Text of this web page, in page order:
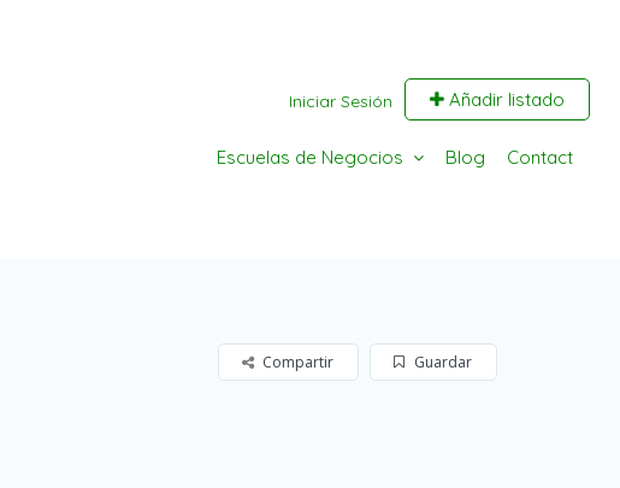
Iniciar Sesión Añadir listado
Escuelas de Negocios Blog Contact
Guardar
Compartir